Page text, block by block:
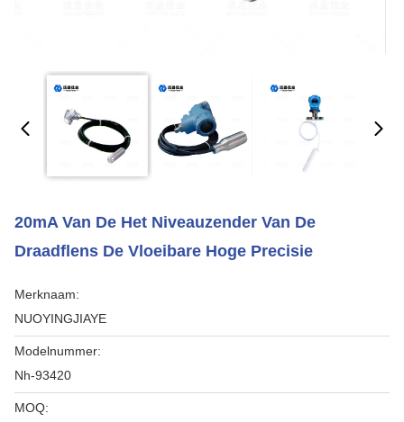
20mA Van De Het Niveauzender Van De
Draadflens De Vloeibare Hoge Precisie
Merknaam:
NUOYINGJIAYE
Modelnummer:
Nh-93420
MOQ: